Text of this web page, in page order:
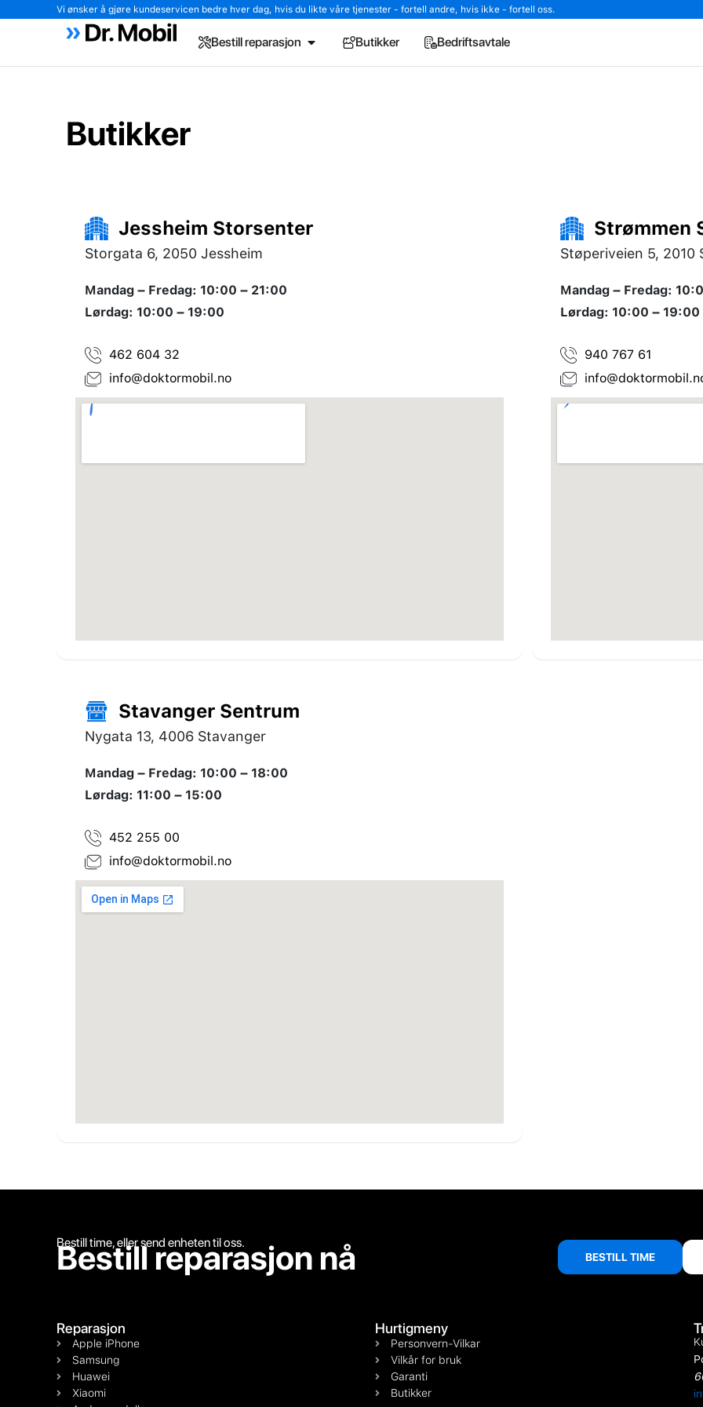
Vi ønsker å gjøre kundeservicen bedre hver dag, hvis du likte våre tjenester - fortell andre, hvis ikke - fortell oss.
Bestill reparasjon Butikker Bedriftsavtale
Butikker
Jessheim Storsenter
Storgata 6, 2050 Jessheim
Mandag – Fredag: 10:00 – 21:00
Lørdag: 10:00 – 19:00
462 604 32
info@doktormobil.no
Strømmen
Støperiveien 5, 2010
Mandag – Fredag:
Lørdag: 10:00 – 19:00
940 767 61
Stavanger Sentrum
Nygata 13, 4006 Stavanger
Mandag – Fredag: 10:00 – 18:00
Lørdag: 11:00 – 15:00
452 255 00
info@doktormobil.no
Bestill time, eller send enheten til oss.
Bestill reparasjon nå BESTILL TIME
Reparasjon
Apple iPhone
Samsung
Huawei
Xiaomi
Hurtigmeny
Personvern-Vilkar
Vilkår for bruk
Garanti
Butikker